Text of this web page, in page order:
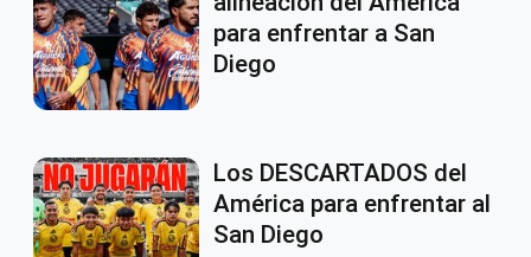
para enfrentar a San
Diego
Los DESCARTADOS del
América para enfrentar al
San Diego